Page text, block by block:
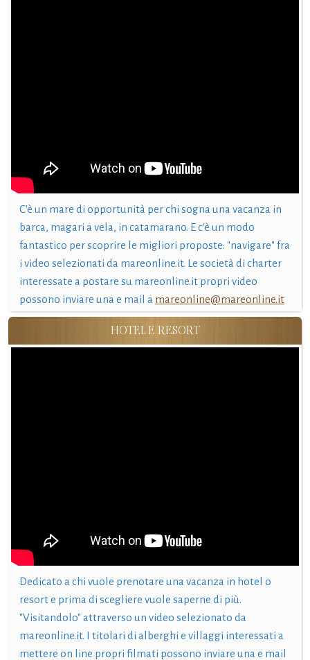
C'è un mare di opportunità per chi sogna una vacanza in
barca, magari a vela, in catamarano. E c'è un modo
fantastico per scoprire le migliori proposte: "navigare" fra
i video selezionati da mareonline.it. Le società di charter
interessate a postare su mareonline.it propri video
possono inviare una e mail a mareonline@mareonline.it
HOTEL E RESORT
Dedicato a chi vuole prenotare una vacanza in hotel o
resort e prima di scegliere vuole saperne di più.
"Visitandolo" attraverso un video selezionato da
mareonline.it. I titolari di alberghi e villaggi interessati a
mettere on line propri filmati possono inviare una e mail